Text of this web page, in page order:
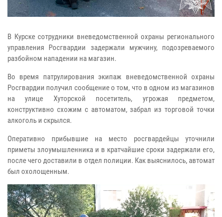
В Курске сотрудники вневедомственной охраны регионального
управления Росгвардии задержали мужчину, подозреваемого
разбойном нападении на магазин.
Во время патрулирования экипаж вневедомственной охраны
Росгвардии получил сообщение о том, что в одном из магазинов
на улице Хуторской посетитель, угрожая предметом,
конструктивно схожим с автоматом, забрал из торговой точки
алкоголь и скрылся.
Оперативно прибывшие на место росгвардейцы уточнили
приметы злоумышленника и в кратчайшие сроки задержали его,
после чего доставили в отдел полиции. Как выяснилось, автомат
был охолощенным.